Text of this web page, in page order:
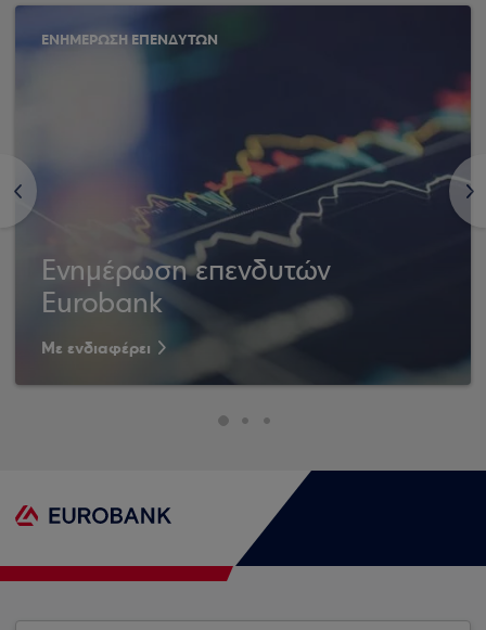
<
ΕΝΗΜΕΡΩΣΗ ΕΠΕΝΔΥΤΩΝ
Ενημέρωση επενδυτών
Eurobank
Με ενδιαφέρει
>